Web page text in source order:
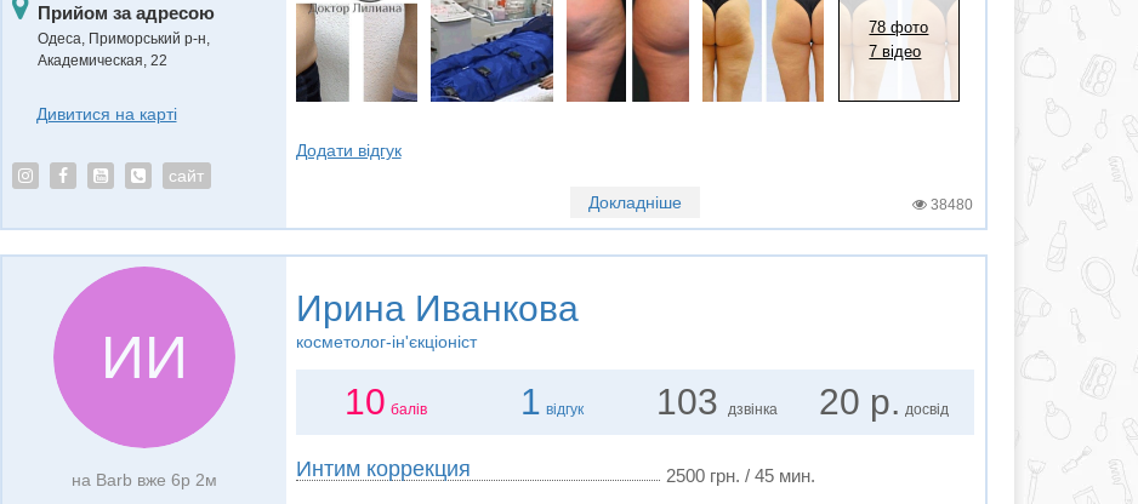
Прийом за адресою
Одеса, Приморський р-н,
Академическая, 22
Дивитися на карті
сайт
78 фото
7 відео
Додати відгук
Докладніше 38480
ИИ
на Barb вже 6р 2м
Ирина Иванкова
косметолог-ін'єкціоніст
10 балів 1 відгук 103 дзвінка 20 р. досвід
Интим коррекция 2500 грн. / 45 мин.